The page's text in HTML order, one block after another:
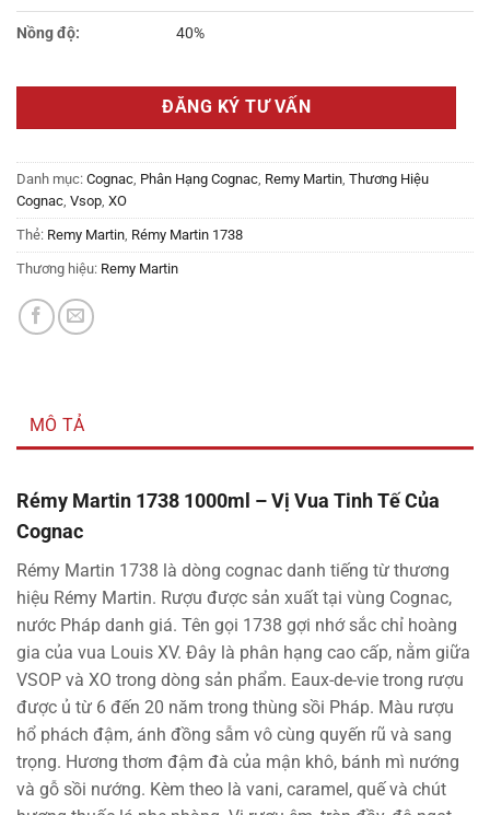
Nồng độ: 40%
ĐĂNG KÝ TƯ VẤN
Danh mục: Cognac Phân Hạng Cognac Remy Martin Thương Hiệu
Cognac Vsop XO
Thẻ: Remy Martin Rémy Martin 1738
Thương hiệu: Remy Martin
MÔ TẢ
Rémy Martin 1738 1000ml – Vị Vua Tinh Tế Của
Cognac
Rémy Martin 1738 là dòng cognac danh tiếng từ thương
hiệu Rémy Martin. Rượu được sản xuất tại vùng Cognac,
nước Pháp danh giá. Tên gọi 1738 gợi nhớ sắc chỉ hoàng
gia của vua Louis XV. Đây là phân hạng cao cấp, nằm giữa
VSOP và XO trong dòng sản phẩm. Eaux-de-vie trong rượu
được ủ từ 6 đến 20 năm trong thùng sồi Pháp. Màu rượu
hổ phách đậm, ánh đồng sẫm vô cùng quyến rũ và sang
trọng. Hương thơm đậm đà của mận khô, bánh mì nướng
và gỗ sồi nướng. Kèm theo là vani, caramel, quế và chút